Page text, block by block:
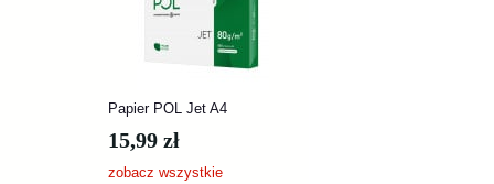
Papier POL Jet A4
15,99 zł
zobacz wszystkie